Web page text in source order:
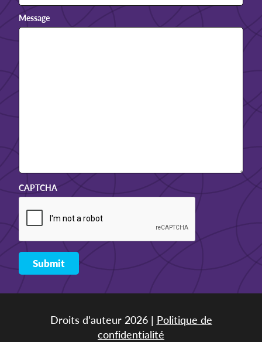
Message
CAPTCHA
Droits d'auteur 2026 | Politique de
confidentialité